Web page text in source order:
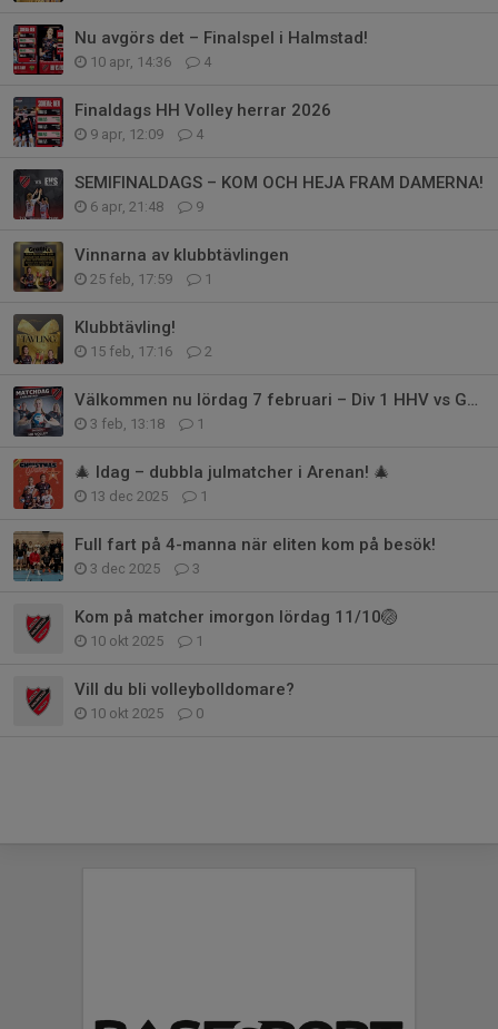
Nu avgörs det – Finalspel i Halmstad!
10 apr, 14:36 4
Finaldags HH Volley herrar 2026
9 apr, 12:09 4
SEMIFINALDAGS – KOM OCH HEJA FRAM DAMERNA!
6 apr, 21:48 9
Vinnarna av klubbtävlingen
25 feb, 17:59 1
Klubbtävling!
15 feb, 17:16 2
Välkommen nu lördag 7 februari – Div 1 HHV vs Göteborg
3 feb, 13:18 1
🎄 Idag – dubbla julmatcher i Arenan! 🎄
13 dec 2025 1
Full fart på 4-manna när eliten kom på besök!
3 dec 2025 3
Kom på matcher imorgon lördag 11/10🏐
10 okt 2025 1
Vill du bli volleybolldomare?
10 okt 2025 0